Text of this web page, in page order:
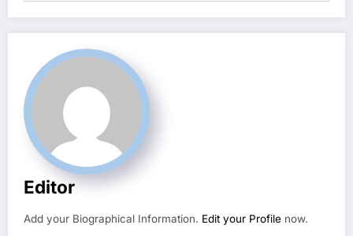
Editor
Add your Biographical Information. Edit your Profile now.